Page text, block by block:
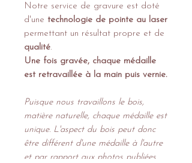
Notre service de gravure est doté
d'une technologie de pointe au laser
permettant un résultat propre et de
qualité.
Une fois gravée, chaque médaille
est retravaillée à la main puis vernie.
Puisque nous travaillons le bois,
matière naturelle, chaque médaille est
unique. L'aspect du bois peut donc
être différent d'une médaille à l'autre
et par rapport aux photos publiées.